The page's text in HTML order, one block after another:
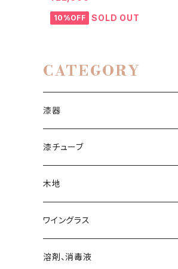
10%OFF SOLD OUT
CATEGORY
漆器
漆チューブ
生漆
透漆
黒呂色漆
木地
ワイングラス
ワイングラス
溶剤、消毒液